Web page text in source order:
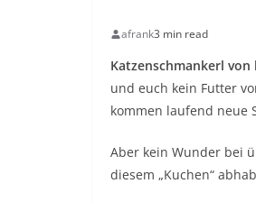
afrank3 min read
Katzenschmankerl von
und euch kein Futter
kommen laufend neue
Aber kein Wunder bei
diesem „Kuchen“